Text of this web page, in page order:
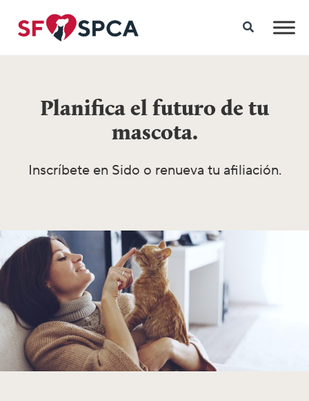
Planifica el futuro de tu
mascota.
Inscríbete en Sido o renueva tu afiliación.